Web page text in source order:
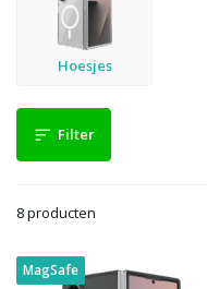
Hoesjes
Filter
8 producten
MagSafe